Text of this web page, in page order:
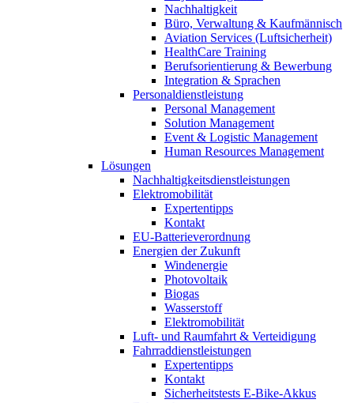
Nachhaltigkeit
Büro, Verwaltung & Kaufmännisch
Aviation Services (Luftsicherheit)
HealthCare Training
Berufsorientierung & Bewerbung
Integration & Sprachen
Personaldienstleistung
Personal Management
Solution Management
Event & Logistic Management
Human Resources Management
Lösungen
Nachhaltigkeitsdienstleistungen
Elektromobilität
Expertentipps
Kontakt
EU-Batterieverordnung
Energien der Zukunft
Windenergie
Photovoltaik
Biogas
Wasserstoff
Elektromobilität
Luft- und Raumfahrt & Verteidigung
Fahrraddienstleistungen
Expertentipps
Kontakt
Sicherheitstests E-Bike-Akkus